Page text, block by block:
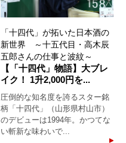
「十四代」が拓いた日本酒の
新世界 ～十五代目・高木辰
五郎さんの仕事と波紋～
【「十四代」物語】大ブレ
イク！ 1升2,000円を...
圧倒的な知名度を誇るスター銘
柄「十四代」（山形県村山市）
のデビューは1994年。かつてな
い斬新な味わいで...